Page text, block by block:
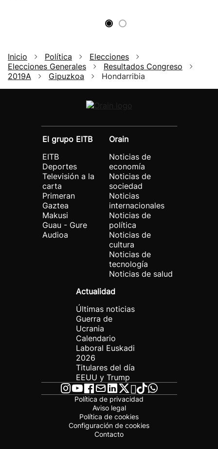
Inicio Política
Elecciones
Elecciones Generales
Resultados Congreso
2019A
Gipuzkoa Hondarribia
El grupo EITB
EITB
Deportes
Televisión a la
carta
Primeran
Gaztea
Makusi
Guau - Gure
Audioa
Orain
Noticias de
economía
Noticias de
sociedad
Noticias
internacionales
Noticias de
política
Noticias de
cultura
Noticias de
tecnología
Noticias de salud
Actualidad
Últimas noticias
Guerra de
Ucrania
Calendario
Laboral Euskadi
2026
Titulares del día
EEUU y Trump
Política de privacidad
Aviso legal
Política de cookies
Configuración de cookies
Contacto